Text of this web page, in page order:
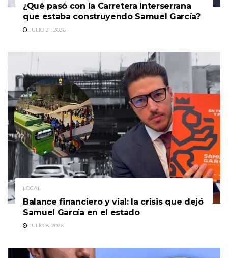
¿Qué pasó con la Carretera Interserrana
que estaba construyendo Samuel García?
JULIO 21, 2026
LOCAL
Balance financiero y vial: la crisis que dejó
Samuel García en el estado
JULIO 8, 2026